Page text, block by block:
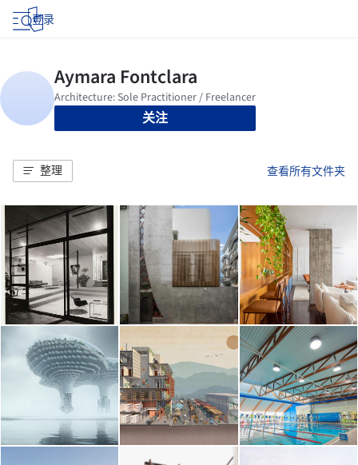
登录
关注
整理 查看所有文件夹